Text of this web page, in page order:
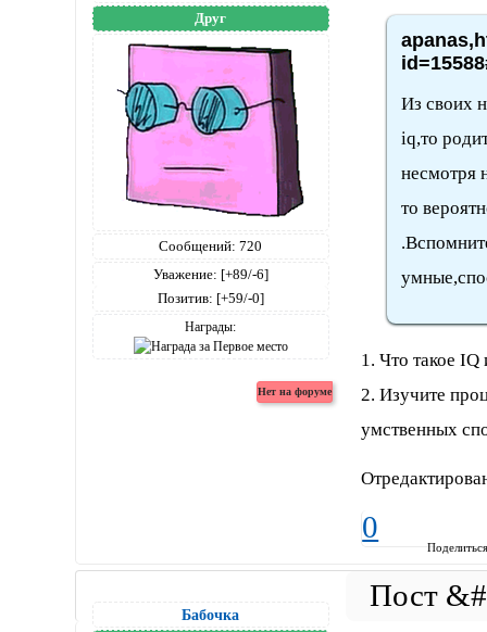
Друг
Сообщений: 720
Уважение: [+89/-6]
Позитив: [+59/-0]
Награды:
Из своих
iq,то
несмотря
то
1. Что такое IQ
2. Изучите
умственных
0
Бабочка